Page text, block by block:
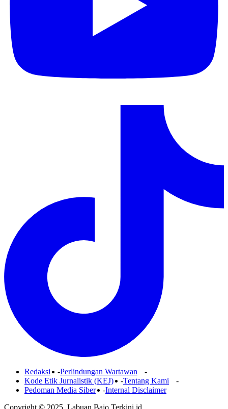
Redaksi
Perlindungan Wartawan
Kode Etik Jurnalistik (KEJ)
Tentang Kami
Pedoman Media Siber
Internal Disclaimer
Copyright © 2025. Labuan Bajo Terkini.id